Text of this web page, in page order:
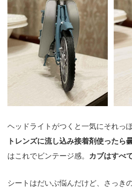
ヘッドライトがつくと一気にそれっ
トレンズに流し込み接着剤使ったら
はこれでビンテージ感。
カブはすべ
シートはだいぶ悩んだけど、さっき